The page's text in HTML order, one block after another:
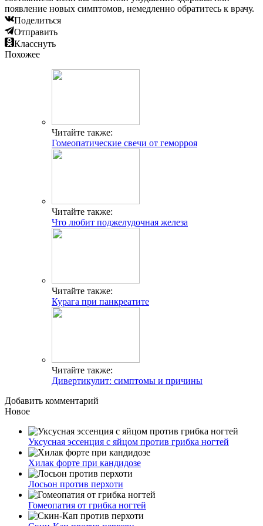
появление новых симптомов, немедленно обратитесь к врачу.
Поделиться
Отправить
Класснуть
Похожее
Читайте также:
Гомеопатические свечи от геморроя
Читайте также:
Что любит поджелудочная железа
Читайте также:
Курага при панкреатите
Читайте также:
Дивертикулит: симптомы и причины
Добавить комментарий
Новое
Уксусная эссенция с яйцом против грибка ногтей
Хилак форте при кандидозе
Лосьон против перхоти
Гомеопатия от грибка ногтей